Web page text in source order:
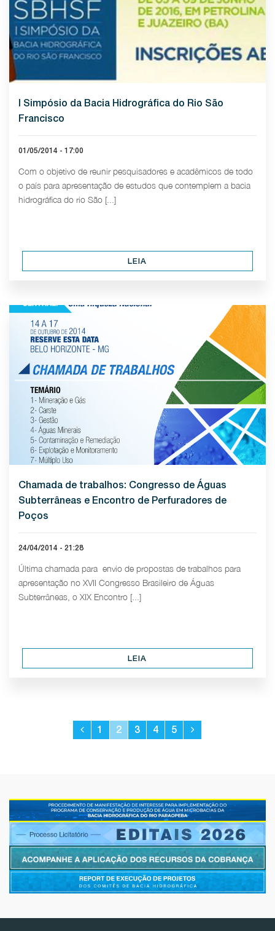
I Simpósio da Bacia Hidrográfica do Rio São
Francisco
01/05/2014 - 17:00
Com o objetivo de reunir pesquisadores e acadêmicos de todo
o país para apresentação de estudos que contemplem a bacia
hidrográfica do rio São [...]
LEIA
Chamada de trabalhos: Congresso de Águas
Subterrâneas e Encontro de Perfuradores de
Poços
24/04/2014 - 21:28
Última chamada para envio de propostas de trabalhos para
apresentação no XVII Congresso Brasileiro de Águas
Subterrâneas, o XIX Encontro [...]
LEIA
1 2 3 4 5